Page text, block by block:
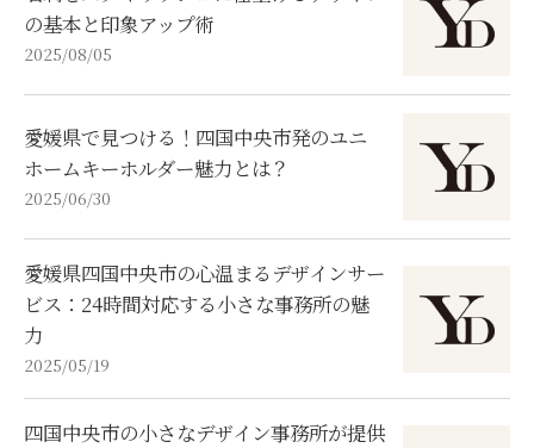
の基本と印象アップ術
2025/08/05
愛媛県で見つける！四国中央市発のユニ
ホームキーホルダー魅力とは？
2025/06/30
愛媛県四国中央市の心温まるデザインサー
ビス：24時間対応する小さな事務所の魅
力
2025/05/19
四国中央市の小さなデザイン事務所が提供